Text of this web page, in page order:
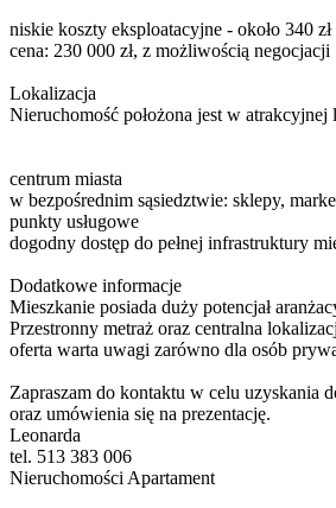
niskie koszty eksploatacyjne - około 340
cena: 230 000 zł, z możliwością negocjacji
Lokalizacja
Nieruchomość położona jest w atrakcyjnej
centrum miasta
w bezpośrednim sąsiedztwie: sklepy,
punkty usługowe
dogodny dostęp do pełnej infrastruktury
Dodatkowe informacje
Mieszkanie posiada duży potencjał
Przestronny metraż oraz centralna
oferta warta uwagi zarówno dla osób
Zapraszam do kontaktu w celu uzyskania
oraz umówienia się na prezentację.
Leonarda
tel. 513 383 006
Nieruchomości Apartament